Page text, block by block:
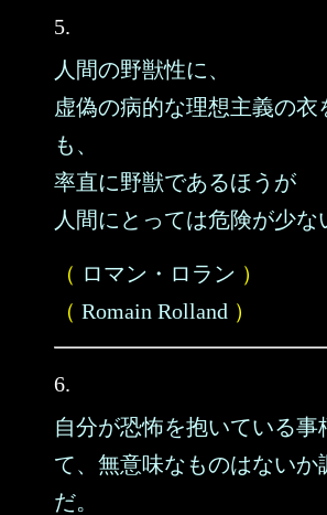
5.
人間の野獣性に、
虚偽の病的な理想主義の衣
も、
率直に野獣であるほうが
人間にとっては危険が少な
（ ロマン・ロラン ）
（ Romain Rolland ）
6.
自分が恐怖を抱いている事
て、無意味なものはないか
だ。